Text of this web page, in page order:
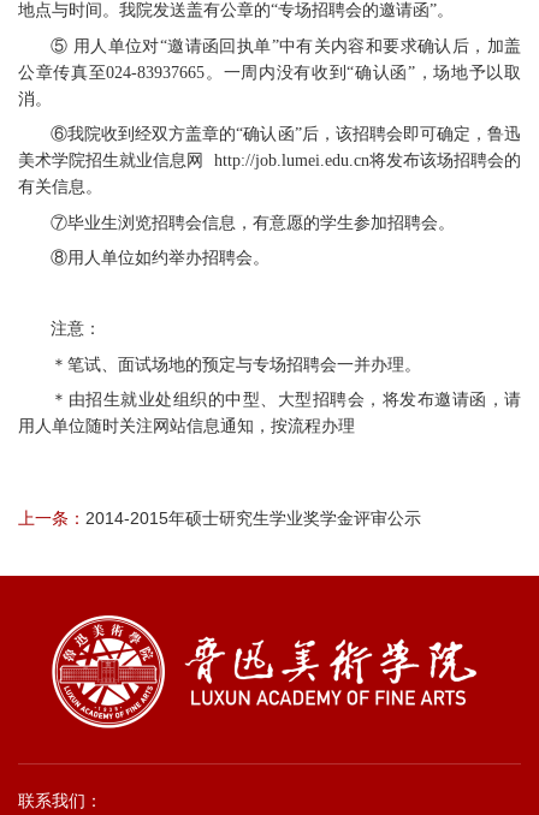
地点与时间。我院发送盖有公章的“专场招聘会的邀请函”。
⑤ 用人单位对“邀请函回执单”中有关内容和要求确认后，加盖
公章传真至024-83937665。一周内没有收到“确认函”，场地予以取
消。
⑥我院收到经双方盖章的“确认函”后，该招聘会即可确定，鲁迅
美术学院招生就业信息网 http://job.lumei.edu.cn将发布该场招聘会的
有关信息。
⑦毕业生浏览招聘会信息，有意愿的学生参加招聘会。
⑧用人单位如约举办招聘会。
注意：
＊笔试、面试场地的预定与专场招聘会一并办理。
＊由招生就业处组织的中型、大型招聘会，将发布邀请函，请
用人单位随时关注网站信息通知，按流程办理
上一条： 2014-2015年硕士研究生学业奖学金评审公示
联系我们：